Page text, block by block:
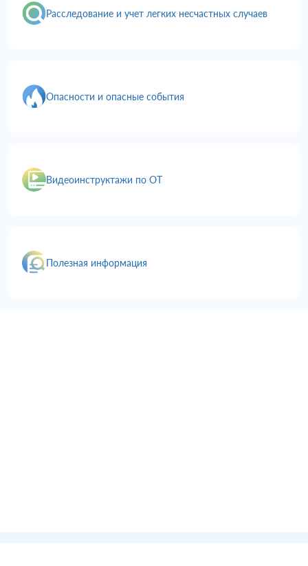
Расследование и учет легких несчастных случаев
Опасности и опасные события
Видеоинструктажи по ОТ
Полезная информация